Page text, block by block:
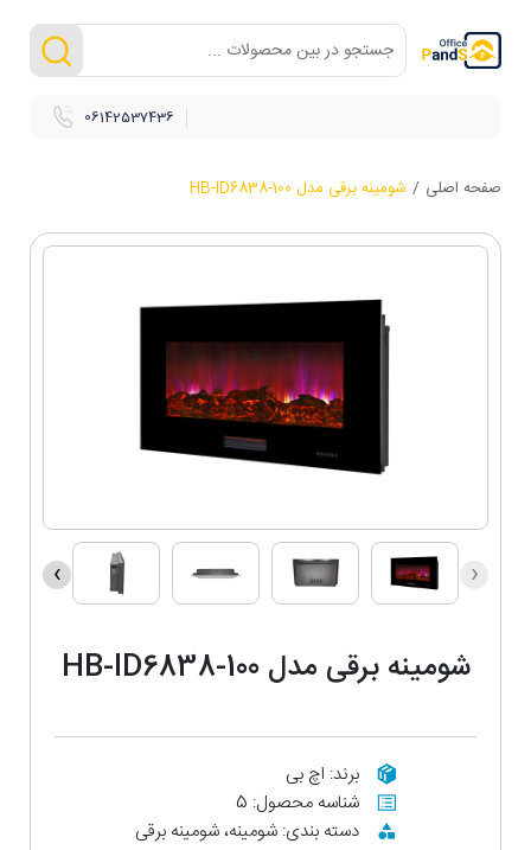
06142537436
صفحه اصلی / شومینه برقی مدل HB-ID6838-100
‹
›
شومینه برقی مدل HB-ID6838-100
برند: اچ بی
شناسه محصول: 5
دسته بندی: شومینه، شومینه برقی